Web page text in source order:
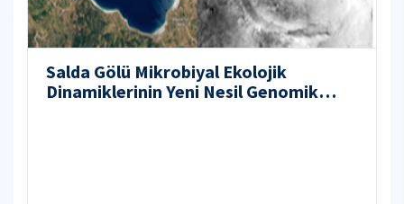
Salda Gölü Mikrobiyal Ekolojik
Dinamiklerinin Yeni Nesil Genomik